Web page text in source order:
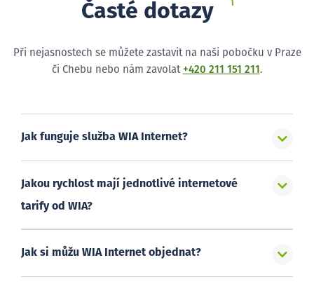
Časté dotazy
Při nejasnostech se můžete zastavit na naši pobočku v Praze
či Chebu nebo nám zavolat +420 211 151 211 .
Jak funguje služba WIA Internet?
Jakou rychlost mají jednotlivé internetové
tarify od WIA?
Jak si můžu WIA Internet objednat?